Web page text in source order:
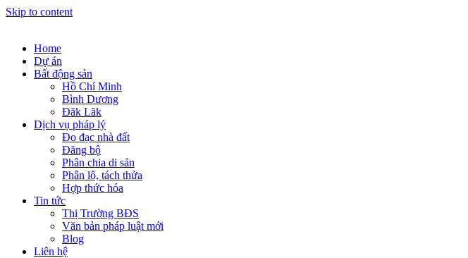
Skip to content
Home
Dự án
Bất động sản
Hồ Chí Minh
Bình Dương
Đăk Lăk
Dịch vụ pháp lý
Đo đạc nhà đất
Đăng bộ
Phân chia di sản
Phân lô, tách thửa
Hợp thức hóa
Tin tức
Thị Trường BĐS
Văn bản pháp luật mới
Blog
Liên hệ